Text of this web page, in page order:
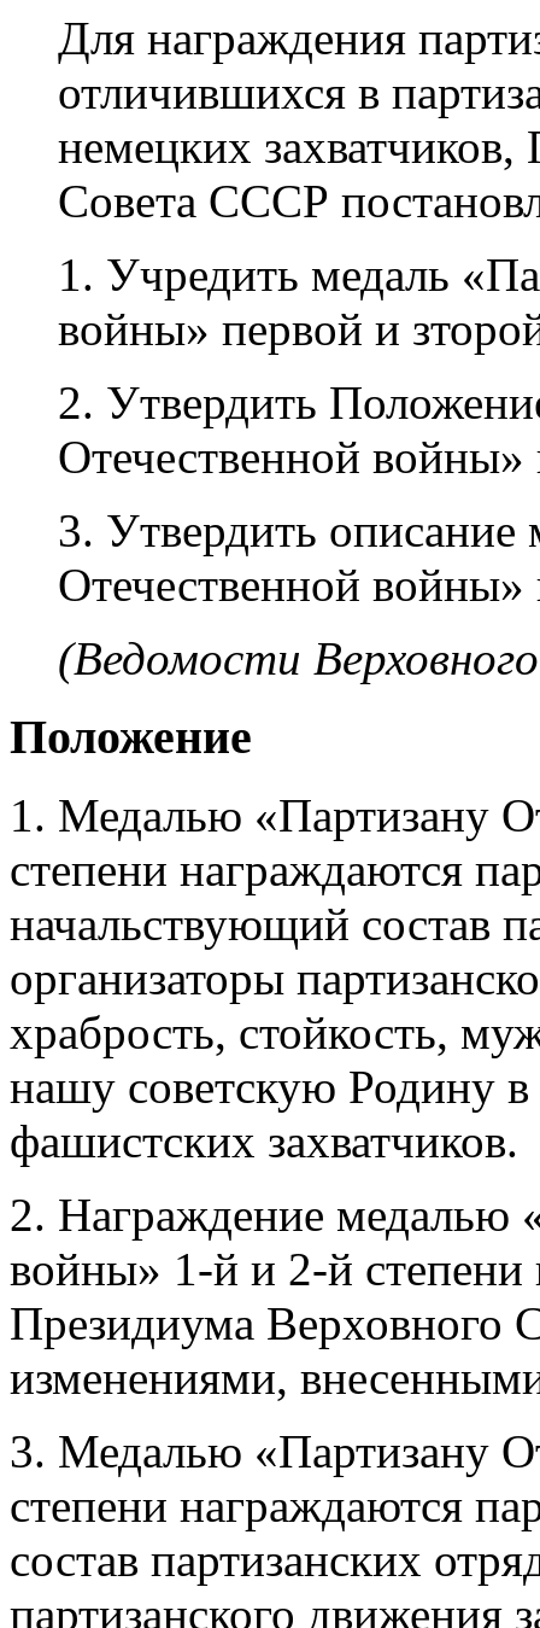
Для награждения
отличившихся в
немецких
Совета СССР
1. Учредить медаль
войны» первой и
2. Утвердить
Отечественной войны»
3. Утвердить описание
Отечественной войны»
(Ведомости
Положение
1. Медалью «Партизану
степени награждаются
начальствующий состав
организаторы
храбрость, стойкость,
нашу советскую Родину
фашистских захватчиков.
2. Награждение медалью
войны» 1-й и 2-й степени
Президиума Верховного
изменениями,
3. Медалью «Партизану
степени награждаются
состав партизанских
партизанского движения